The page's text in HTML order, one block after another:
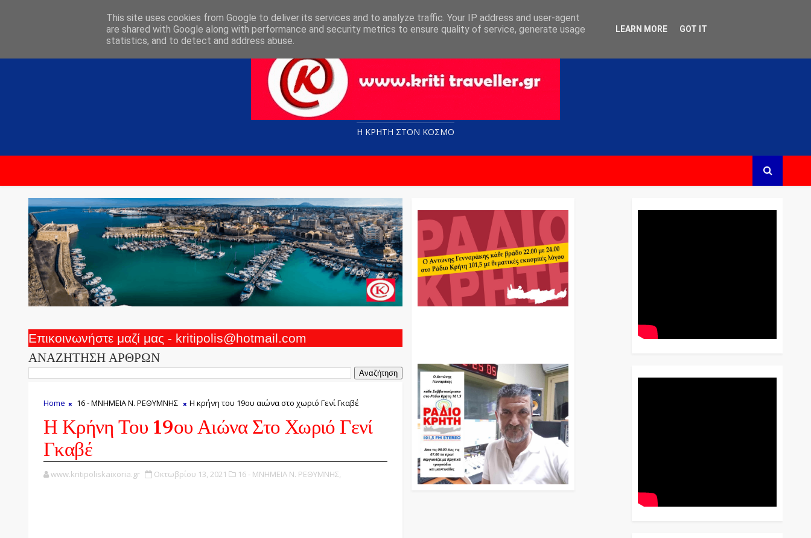
Η ΚΡΗΤΗ ΣΤΟN KOΣΜΟ
Επικοινωνήστε μαζί μας - kritipolis@hotmail.com
ΑΝΑΖΗΤΗΣΗ ΑΡΘΡΩΝ
Home 16 - ΜΝΗΜΕΙΑ Ν. ΡΕΘΥΜΝΗΣ Η κρήνη του 19ου αιώνα στο χωριό Γενί Γκαβέ
Η Κρήνη Του 19ου Αιώνα Στο Χωριό Γενί
Γκαβέ
www.kritipoliskaixoria.gr Οκτωβρίου 13, 2021 16 - ΜΝΗΜΕΙΑ Ν. ΡΕΘΥΜΝΗΣ,
This site uses cookies from Google to deliver its services and to analyze traffic. Your IP address and user-agent
are shared with Google along with performance and security metrics to ensure quality of service, generate usage
statistics, and to detect and address abuse.
LEARN MORE GOT IT